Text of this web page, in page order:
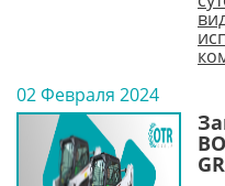
02 Февраля 2024